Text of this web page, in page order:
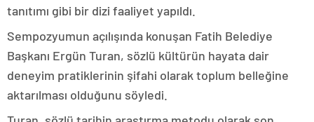
tanıtımı gibi bir dizi faaliyet yapıldı.
Sempozyumun açılışında konuşan Fatih Belediye
Başkanı Ergün Turan, sözlü kültürün hayata dair
deneyim pratiklerinin şifahi olarak toplum belleğine
aktarılması olduğunu söyledi.